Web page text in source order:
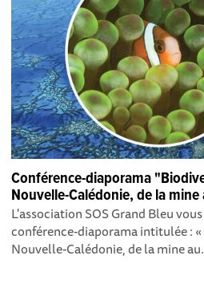
Conférence-diaporama
Nouvelle-Calédonie, de la
L'association SOS Grand Bleu
conférence-diaporama intitulée :
Nouvelle-Calédonie, de la mine